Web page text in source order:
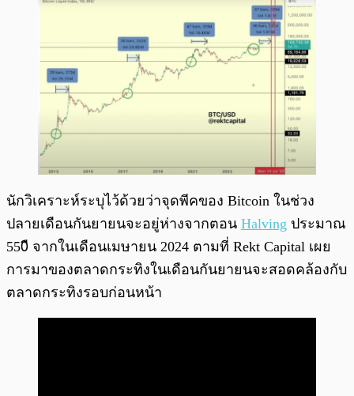
นักวิเคราะห์ระบุไว้ด้วยว่าจุดพีคของ Bitcoin ในช่วง
ปลายเดือนกันยายนจะอยู่ห่างจากตอน Halving ประมาณ
550ื จากในเดือนเมษายน 2024 ตามที่ Rekt Capital เผย
การมาของตลาดกระทิงในเดือนกันยายนจะสอดคล้องกับ
ตลาดกระทิงรอบก่อนหน้า